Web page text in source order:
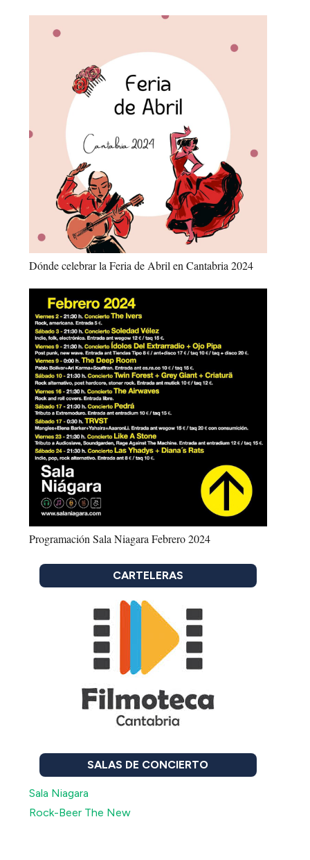
Dónde celebrar la Feria de Abril en Cantabria 2024
Programación Sala Niagara Febrero 2024
CARTELERAS
SALAS DE CONCIERTO
Sala Niagara
Rock-Beer The New